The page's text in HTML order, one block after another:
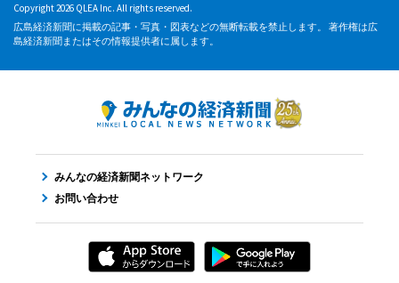
Copyright 2026 QLEA Inc. All rights reserved.
広島経済新聞に掲載の記事・写真・図表などの無断転載を禁止します。 著作権は広
島経済新聞またはその情報提供者に属します。
みんなの経済新聞ネットワーク
お問い合わせ